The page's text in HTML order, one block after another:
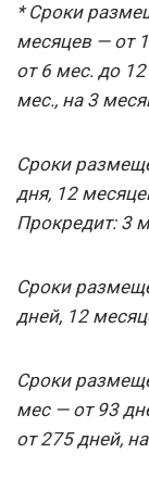
* Сроки
месяцев — от
от 6 мес. до
мес., на 3
Сроки
дня, 12
Прокредит: 3
Сроки
дней, 12
Сроки
мес — от 93
от 275 дней,